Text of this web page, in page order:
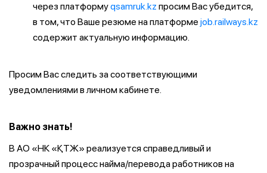
через платформуqsamruk.kz просим Вас убедится,
в том, что Ваше резюме на платформе job.railways.kz
содержит актуальную информацию.
Просим Вас следить за соответствующими
уведомлениями в личном кабинете.
Важно знать!
В АО «НК «ҚТЖ» реализуется справедливый и
прозрачный процесс найма/перевода работников на